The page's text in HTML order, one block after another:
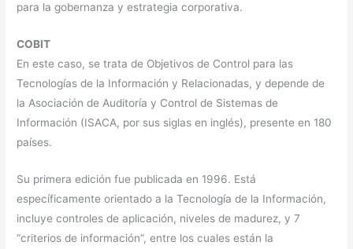
para la gobernanza y estrategia corporativa.
COBIT
En este caso, se trata de Objetivos de Control para las
Tecnologías de la Información y Relacionadas, y depende de
la Asociación de Auditoría y Control de Sistemas de
Información (ISACA, por sus siglas en inglés), presente en 180
países.
Su primera edición fue publicada en 1996. Está
específicamente orientado a la Tecnología de la Información,
incluye controles de aplicación, niveles de madurez, y 7
“criterios de información”, entre los cuales están la